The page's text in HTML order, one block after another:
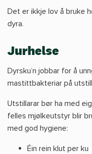
Det er ikkje lov å bruke
dyra.
Jurhelse
Dyrsku’n jobbar for å
mastittbakteriar på
Utstillarar bør ha med
felles mjølkeutstyr blir
med god hygiene:
Éin rein klut per ku